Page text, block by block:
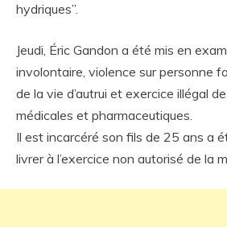
hydriques”.
Jeudi, Éric Gandon a été mis en
involontaire, violence sur personne
de la vie d’autrui et exercice illégal
médicales et pharmaceutiques.
Il est incarcéré son fils de 25 ans a
livrer à l’exercice non autorisé de la